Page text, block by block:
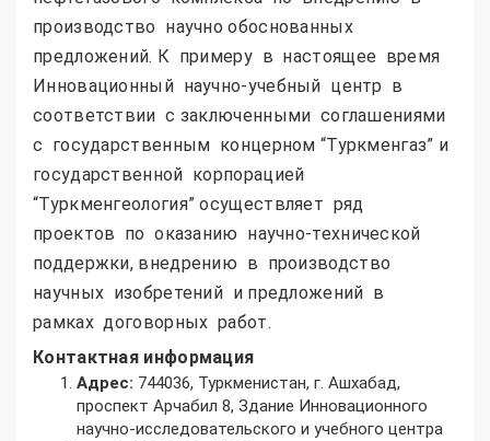
производство научно обоснованных
предложений. К примеру в настоящее время
Инновационный научно-учебный центр в
соответствии с заключенными соглашениями
с государственным концерном “Туркменгаз” и
государственной корпорацией
“Туркменгеология” осуществляет ряд
проектов по оказанию научно-технической
поддержки, внедрению в производство
научных изобретений и предложений в
рамках договорных работ.
Контактная информация
Адрес: 744036, Туркменистан, г. Ашхабад,
проспект Арчабил 8, Здание Инновационного
научно-исследовательского и учебного центра